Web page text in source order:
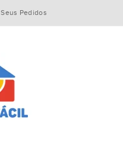
Seus Pedidos